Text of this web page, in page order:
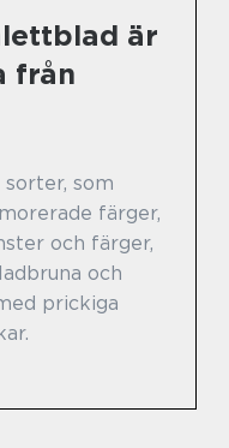
är
från
som
färger,
och färger,
och
prickiga